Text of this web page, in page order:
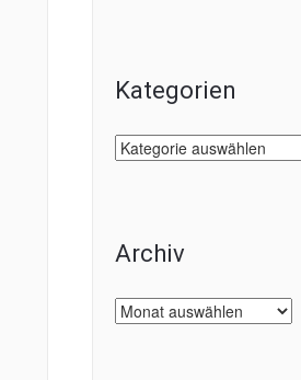
Kategorien
Kategorien
Archiv
Archiv